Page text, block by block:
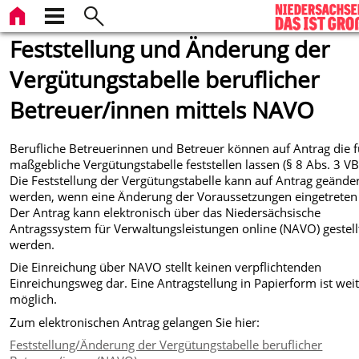
Feststellung und Änderung der
Vergütungstabelle beruflicher
Betreuer/innen mittels NAVO
Berufliche Betreuerinnen und Betreuer können auf Antrag die
maßgebliche Vergütungstabelle feststellen lassen (§ 8 Abs. 3
Die Feststellung der Vergütungstabelle kann auf Antrag
werden, wenn eine Änderung der Voraussetzungen
Der Antrag kann elektronisch über das Niedersächsische
Antragssystem für Verwaltungsleistungen online (NAVO)
werden.
Die Einreichung über NAVO stellt keinen verpflichtenden
Einreichungsweg dar. Eine Antragstellung in Papierform ist
möglich.
Zum elektronischen Antrag gelangen Sie hier:
Feststellung/Änderung der Vergütungstabelle beruflicher